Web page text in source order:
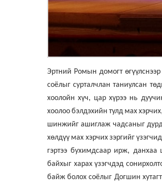
Эртний Ромын домогт өгүүлснээр
соёлыг сурталчлан таниулсан
хоолойн хүч, цар хүрээ нь
хоолообэлдэхийн тулд мах хэрчих
шинжийг ашиглаж чадсаныг
хөлдүү мах хэрчихзэргийгүзэгчид
гэртээ бухимдсаар ирж, данхаа
байхыг харах үзэгчдэд
байж болох соёлыг Догшин хутагт